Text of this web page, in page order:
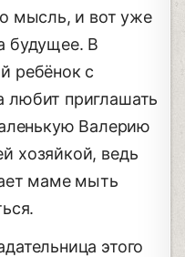
мысль, и вот уже
будущее. В
ребёнок с
приглашать
Валерию
хозяйкой, ведь
маме мыть
этого